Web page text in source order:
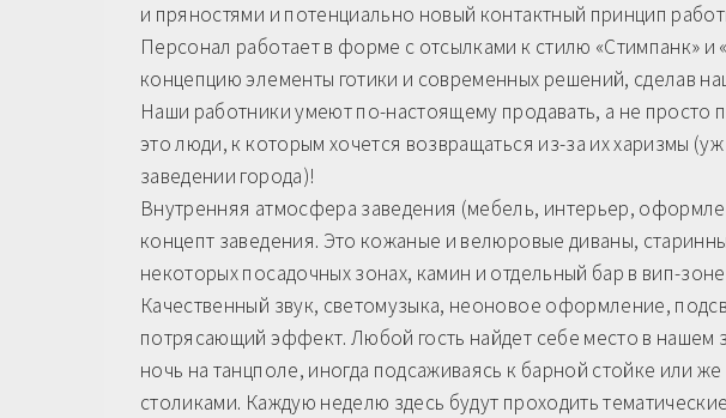
и пряностями и потенциально новый контактный принцип
Персонал работает в форме с отсылками к стилю «Стимпанк» и
концепцию элементы готики и современных решений, сделав
Наши работники умеют по-настоящему продавать, а не просто
это люди, к которым хочется возвращаться из-за их харизмы
заведении города)!
Внутренняя атмосфера заведения (мебель, интерьер,
концепт заведения. Это кожаные и велюровые диваны,
некоторых посадочных зонах, камин и отдельный бар в вип-
Качественный звук, светомузыка, неоновое оформление,
потрясающий эффект. Любой гость найдет себе место в нашем
ночь на танцполе, иногда подсаживаясь к барной стойке или
столиками. Каждую неделю здесь будут проходить